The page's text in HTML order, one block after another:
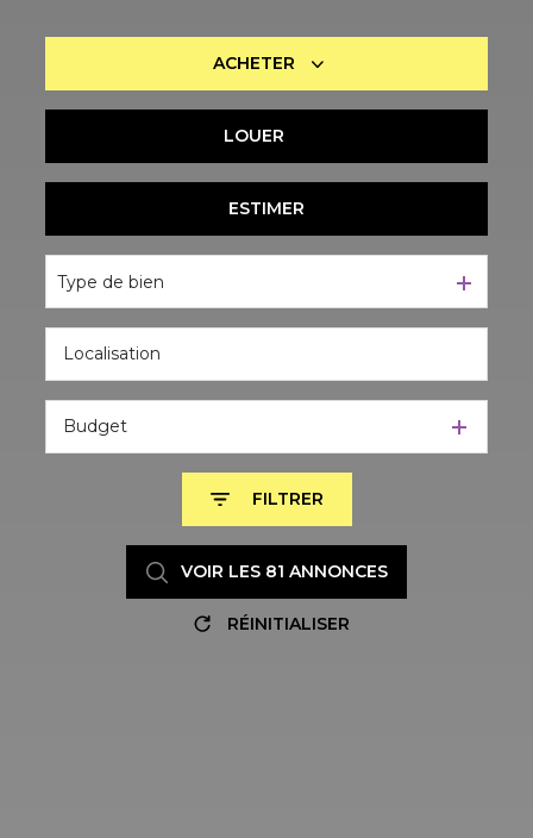
ACHETER
De l'immo pro
LOUER
De l'immo pro
ESTIMER
Type de bien
Budget
FILTRER
VOIR LES 81 ANNONCES
RÉINITIALISER